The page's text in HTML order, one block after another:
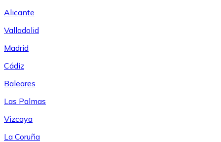
Alicante
Valladolid
Madrid
Cádiz
Baleares
Las Palmas
Vizcaya
La Coruña